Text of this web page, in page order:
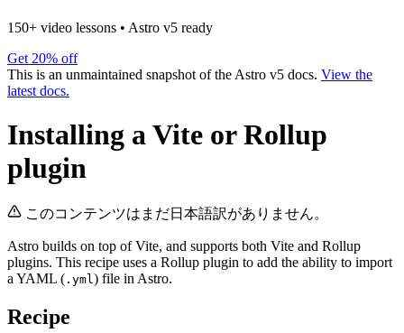
150+ video lessons • Astro v5 ready
Get 20% off
This is an unmaintained snapshot of the Astro v5 docs. View the
latest docs.
Installing a Vite or Rollup
plugin
このコンテンツはまだ日本語訳がありません。
Astro builds on top of Vite, and supports both Vite and Rollup
plugins. This recipe uses a Rollup plugin to add the ability to import
a YAML ( .yml) file in Astro.
Recipe